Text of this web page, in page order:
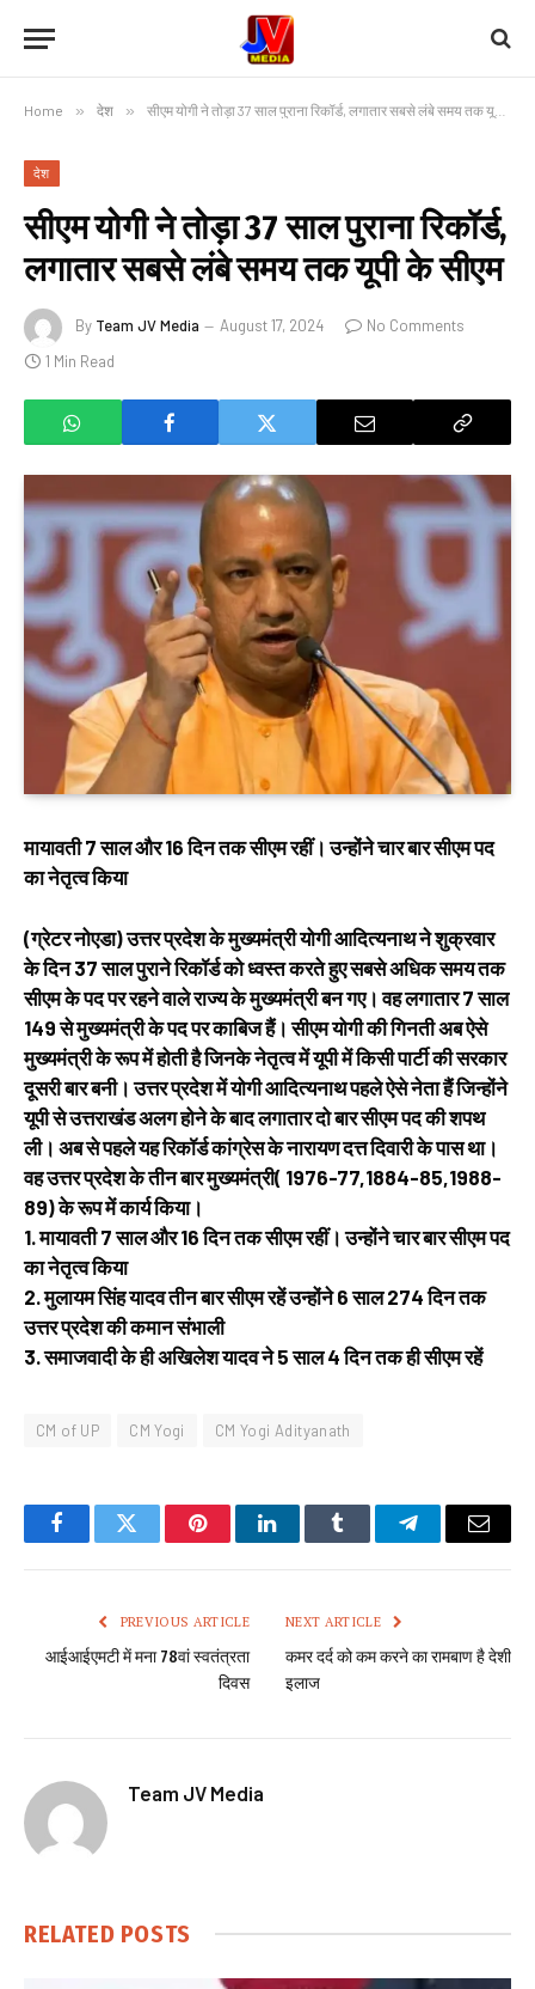
Home » देश » सीएम योगी ने तोड़ा 37 साल पुराना रिकॉर्ड, लगातार सबसे लंबे समय तक यूपी के सीएम
देश
सीएम योगी ने तोड़ा 37 साल पुराना रिकॉर्ड,
लगातार सबसे लंबे समय तक यूपी के सीएम
By Team JV Media August 17, 2024
No Comments
1 Min Read
मायावती 7 साल और 16 दिन तक सीएम रहीं। उन्होंने चार बार सीएम पद
का नेतृत्व किया
(ग्रेटर नोएडा) उत्तर प्रदेश के मुख्यमंत्री योगी आदित्यनाथ ने शुक्रवार
के दिन 37 साल पुराने रिकॉर्ड को ध्वस्त करते हुए सबसे अधिक समय तक
सीएम के पद पर रहने वाले राज्य के मुख्यमंत्री बन गए। वह लगातार 7 साल
149 से मुख्यमंत्री के पद पर काबिज हैं। सीएम योगी की गिनती अब ऐसे
मुख्यमंत्री के रूप में होती है जिनके नेतृत्व में यूपी में किसी पार्टी की सरकार
दूसरी बार बनी। उत्तर प्रदेश में योगी आदित्यनाथ पहले ऐसे नेता हैं जिन्होंने
यूपी से उत्तराखंड अलग होने के बाद लगातार दो बार सीएम पद की शपथ
ली। अब से पहले यह रिकॉर्ड कांग्रेस के नारायण दत्त दिवारी के पास था।
वह उत्तर प्रदेश के तीन बार मुख्यमंत्री( 1976-77,1884-85,1988-
89) के रूप में कार्य किया।
1. मायावती 7 साल और 16 दिन तक सीएम रहीं। उन्होंने चार बार सीएम पद
का नेतृत्व किया
2. मुलायम सिंह यादव तीन बार सीएम रहें उन्होंने 6 साल 274 दिन तक
उत्तर प्रदेश की कमान संभाली
3. समाजवादी के ही अखिलेश यादव ने 5 साल 4 दिन तक ही सीएम रहें
CM of UP CM Yogi CM Yogi Adityanath
FacebookTwitter PinterestLinkedInTumblr TelegramEmail
PREVIOUS ARTICLE
आईआईएमटी में मना 78वां स्वतंत्रता
दिवस
NEXT ARTICLE
कमर दर्द को कम करने का रामबाण है देशी
इलाज
Team JV Media
RELATED POSTS